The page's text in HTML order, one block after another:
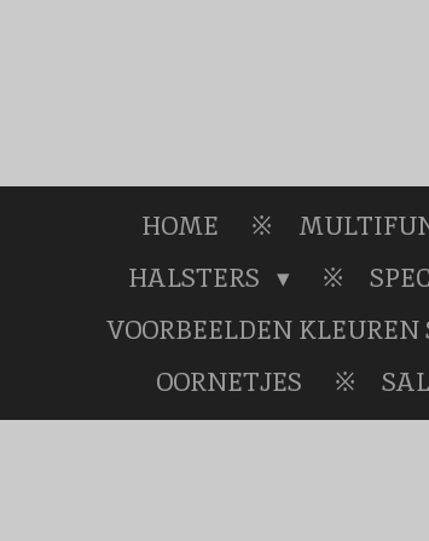
HOME
HALSTERS
VOORBEELDEN KLEUREN
OORNETJES